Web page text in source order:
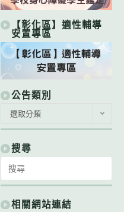
【彰化區】適性輔導
安置專區
公告類別
類
別
選取分類
搜尋
for:
相關網站連結